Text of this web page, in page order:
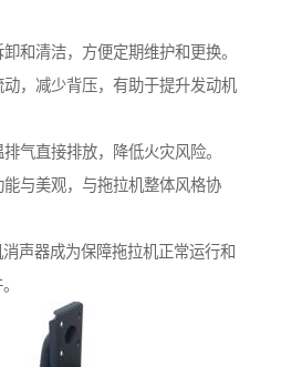
和清洁，方便定期维护和更换。
，减少背压，有助于提升发动机
气直接排放，降低火灾风险。
与美观，与拖拉机整体风格协
声器成为保障拖拉机正常运行和